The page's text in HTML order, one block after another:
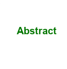
Abstract